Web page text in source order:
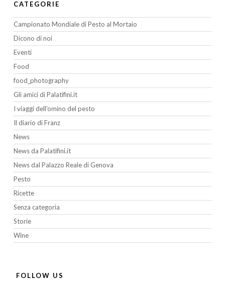
CATEGORIE
Campionato Mondiale di Pesto al Mortaio
Dicono di noi
Eventi
Food
food_photography
Gli amici di Palatifini.it
I viaggi dell'omino del pesto
Il diario di Franz
News
News da Palatifini.it
News dal Palazzo Reale di Genova
Pesto
Ricette
Senza categoria
Storie
Wine
FOLLOW US